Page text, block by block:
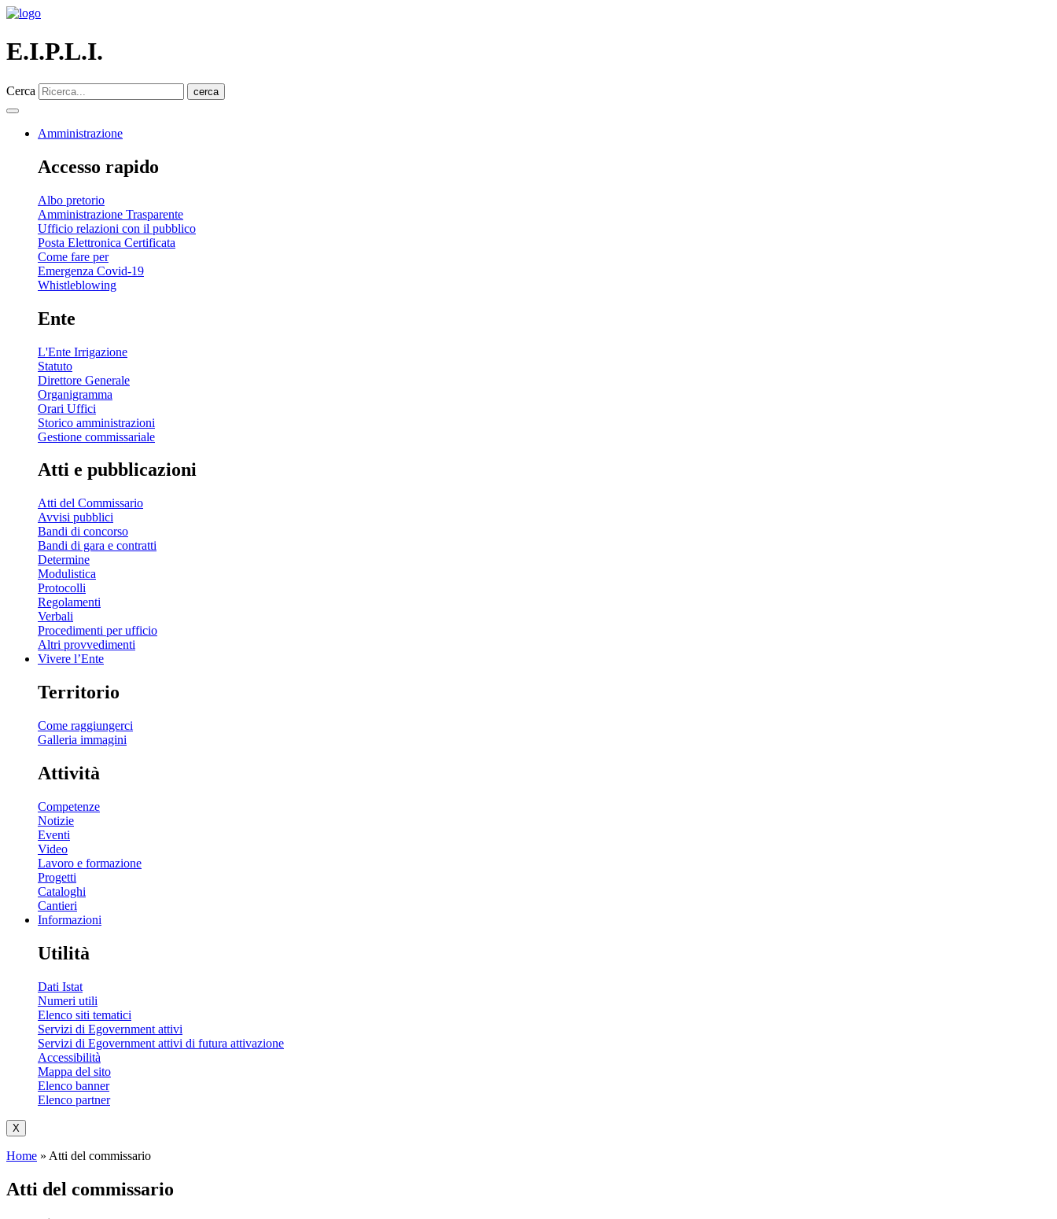
E.I.P.L.I.
Cerca cerca
Amministrazione
Accesso rapido
Albo pretorio
Amministrazione Trasparente
Ufficio relazioni con il pubblico
Posta Elettronica Certificata
Come fare per
Emergenza Covid-19
Whistleblowing
Ente
L'Ente Irrigazione
Statuto
Direttore Generale
Organigramma
Orari Uffici
Storico amministrazioni
Gestione commissariale
Atti e pubblicazioni
Atti del Commissario
Avvisi pubblici
Bandi di concorso
Bandi di gara e contratti
Determine
Modulistica
Protocolli
Regolamenti
Verbali
Procedimenti per ufficio
Altri provvedimenti
Vivere l’Ente
Territorio
Come raggiungerci
Galleria immagini
Attività
Competenze
Notizie
Eventi
Video
Lavoro e formazione
Progetti
Cataloghi
Cantieri
Informazioni
Utilità
Dati Istat
Numeri utili
Elenco siti tematici
Servizi di Egovernment attivi
Servizi di Egovernment attivi di futura attivazione
Accessibilità
Mappa del sito
Elenco banner
Elenco partner
X
Home » Atti del commissario
Atti del commissario